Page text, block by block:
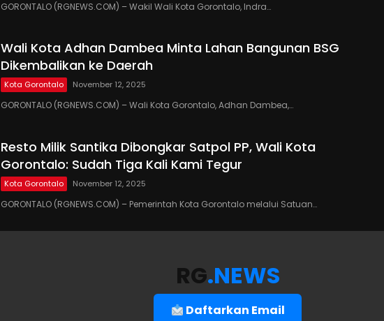
GORONTALO (RGNEWS.COM) – Wakil Wali Kota Gorontalo, Indra…
Wali Kota Adhan Dambea Minta Lahan Bangunan BSG
Dikembalikan ke Daerah
Kota Gorontalo November 12, 2025
GORONTALO (RGNEWS.COM) – Wali Kota Gorontalo, Adhan Dambea,…
Resto Milik Santika Dibongkar Satpol PP, Wali Kota
Gorontalo: Sudah Tiga Kali Kami Tegur
Kota Gorontalo November 12, 2025
GORONTALO (RGNEWS.COM) – Pemerintah Kota Gorontalo melalui Satuan…
RG.NEWS
Daftarkan Email